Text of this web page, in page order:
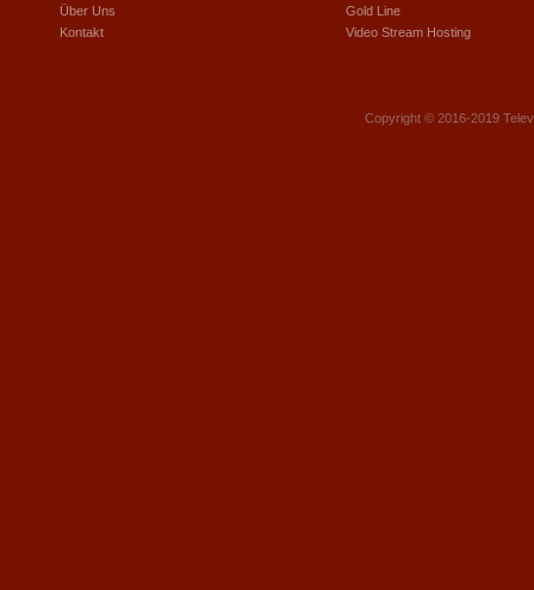
Über Uns
Kontakt
Gold Line
Video Stream Hosting
Copyright © 2016-2019